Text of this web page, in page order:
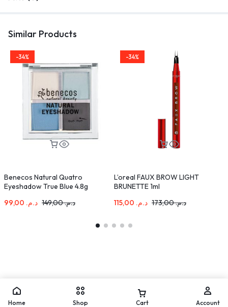
Similar Products
-34%
Benecos Natural Quatro
Eyeshadow True Blue 4.8g
د.م.
د.م.149,00
-34%
L’oreal FAUX BROW LIGHT
BRUNETTE 1ml
د.م.
د.م.173,00
Home Shop Cart Account